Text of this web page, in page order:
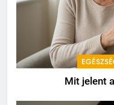
Mit jelent